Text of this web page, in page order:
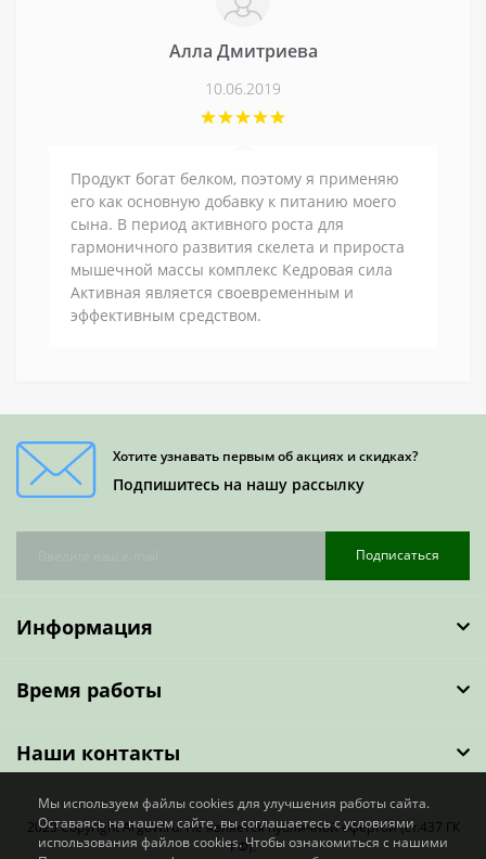
Алла Дмитриева
10.06.2019
Продукт богат белком, поэтому я применяю
его как основную добавку к питанию моего
сына. В период активного роста для
гармоничного развития скелета и прироста
мышечной массы комплекс Кедровая сила
Активная является своевременным и
эффективным средством.
Хотите узнавать первым об акциях и скидках?
Подпишитесь на нашу рассылку
Подписаться
Информация
Время работы
Наши контакты
2023 Copyright ArgoW.ru. Не является публичной офертой (ст.437 ГК
РФ).
Мы используем файлы cookies для улучшения работы сайта.
Оставаясь на нашем сайте, вы соглашаетесь с условиями
использования файлов cookies. Чтобы ознакомиться с нашими